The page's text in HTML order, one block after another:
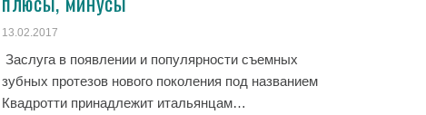
13.02.2017
Заслуга в появлении и популярности съемных
зубных протезов нового поколения под названием
Квадротти принадлежит итальянцам…